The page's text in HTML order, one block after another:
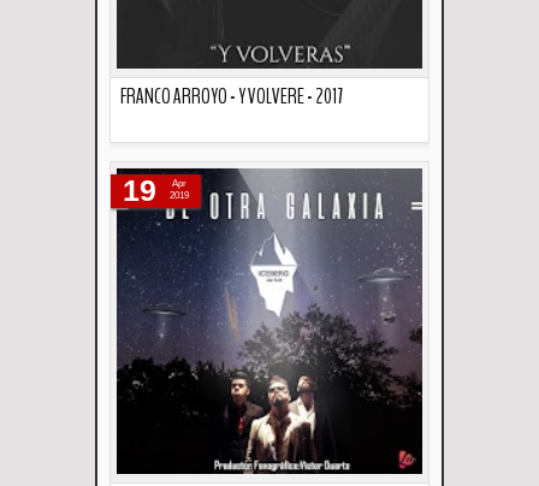
FRANCO ARROYO - Y VOLVERE - 2017
19
Apr
2019